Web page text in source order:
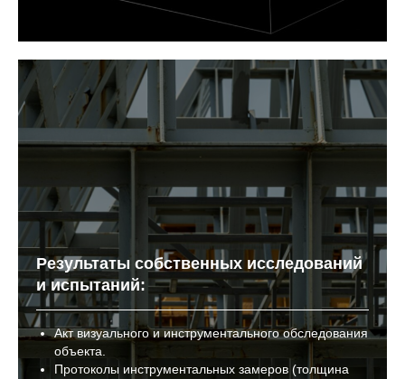
Результаты собственных исследований
и испытаний:
Акт визуального и инструментального обследования
объекта.
Протоколы инструментальных замеров (толщина